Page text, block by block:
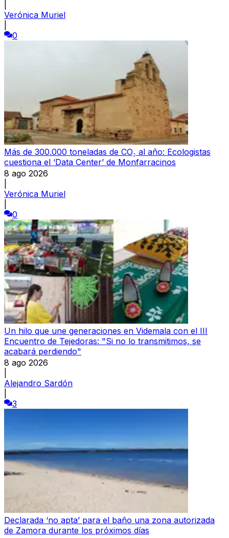
Verónica Muriel
0
Más de 300.000 toneladas de CO₂ al año: Ecologistas
cuestiona el ‘Data Center’ de Monfarracinos
8 ago 2026
Verónica Muriel
0
Un hilo que une generaciones en Videmala con el III
Encuentro de Tejedoras: "Si no lo transmitimos, se
acabará perdiendo"
8 ago 2026
Alejandro Sardón
3
Declarada ‘no apta’ para el baño una zona autorizada
de Zamora durante los próximos días